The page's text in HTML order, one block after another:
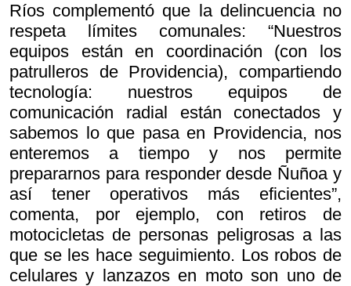
Ríos complementó que la delincuencia no
respeta límites comunales: “Nuestros
equipos están en coordinación (con los
patrulleros de Providencia), compartiendo
tecnología: nuestros equipos de
comunicación radial están conectados y
sabemos lo que pasa en Providencia, nos
enteremos a tiempo y nos permite
prepararnos para responder desde Ñuñoa y
así tener operativos más eficientes”,
comenta, por ejemplo, con retiros de
motocicletas de personas peligrosas a las
que se les hace seguimiento. Los robos de
celulares y lanzazos en moto son uno de